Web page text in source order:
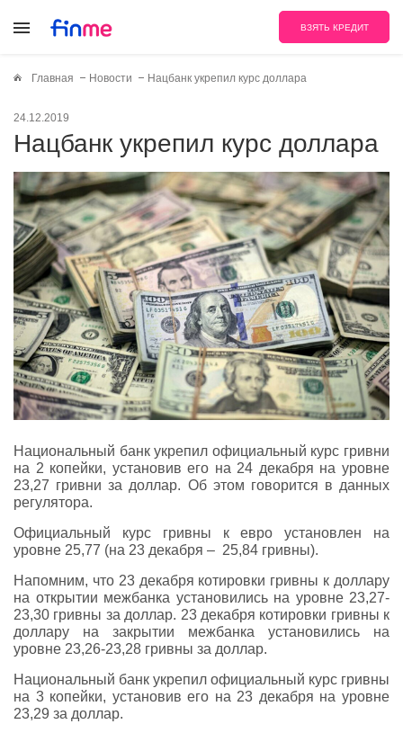
ВЗЯТЬ КРЕДИТ
Главная Новости Нацбанк укрепил курс доллара
24.12.2019
Нацбанк укрепил курс доллара
Национальный банк укрепил официальный курс гривни
на 2 копейки, установив его на 24 декабря на уровне
23,27 гривни за доллар. Об этом говорится в данных
регулятора.
Официальный курс гривны к евро установлен на
уровне 25,77 (на 23 декабря – 25,84 гривны).
Напомним, что 23 декабря котировки гривны к доллару
на открытии межбанка установились на уровне 23,27-
23,30 гривны за доллар. 23 декабря котировки гривны к
доллару на закрытии межбанка установились на
уровне 23,26-23,28 гривны за доллар.
Национальный банк укрепил официальный курс гривны
на 3 копейки, установив его на 23 декабря на уровне
23,29 за доллар.